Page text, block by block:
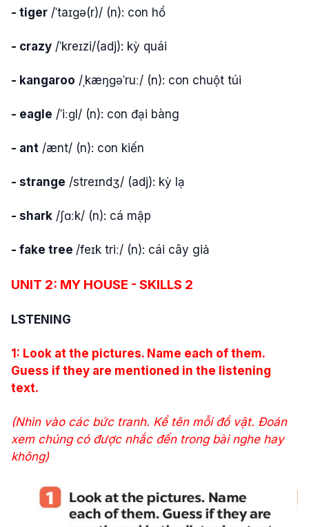
- tiger /ˈtaɪɡə(r)/ (n): con hổ
- crazy /ˈkreɪzi/(adj): kỳ quái
- kangaroo /ˌkæŋɡəˈruː/ (n): con chuột túi
- eagle /ˈiːɡl/ (n): con đại bàng
- ant /ænt/ (n): con kiến
- strange /streɪndʒ/ (adj): kỳ lạ
- shark /ʃɑːk/ (n): cá mập
- fake tree /feɪk triː/ (n): cái cây giả
UNIT 2: MY HOUSE - SKILLS 2
LSTENING
1: Look at the pictures. Name each of them.
Guess if they are mentioned in the listening
text.
(Nhìn vào các bức tranh. Kể tên mỗi đồ vật. Đoán
xem chúng có được nhắc đến trong bài nghe hay
không)